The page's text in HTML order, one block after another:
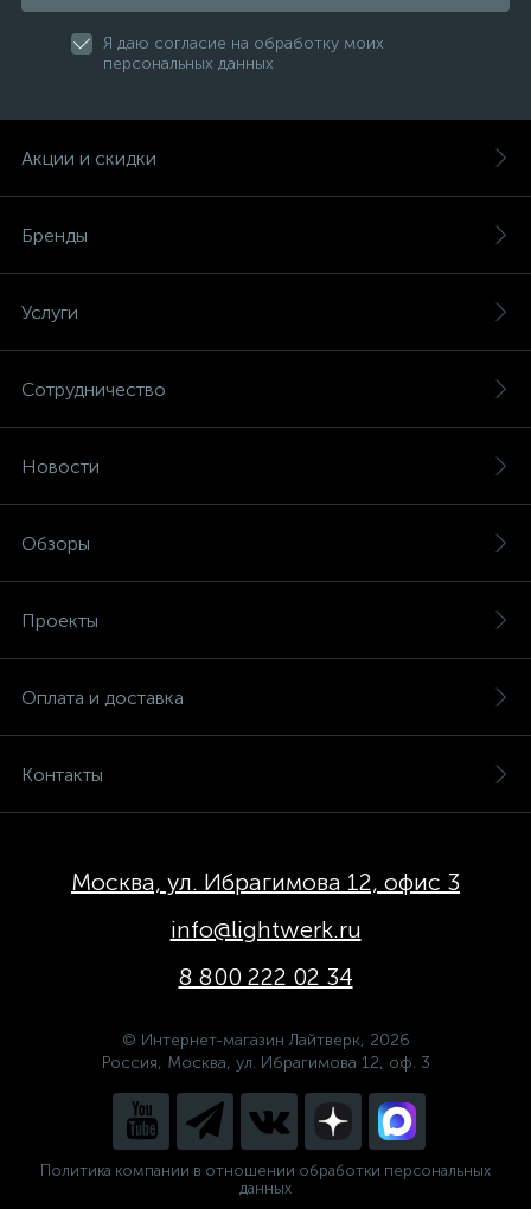
Я даю согласие на обработку моих
персональных данных
Акции и скидки
Бренды
Услуги
Сотрудничество
Новости
Обзоры
Проекты
Оплата и доставка
Контакты
Москва, ул. Ибрагимова 12, офис 3
info@lightwerk.ru
8 800 222 02 34
© Интернет-магазин Лайтверк, 2026
Россия, Москва, ул. Ибрагимова 12, оф. 3
Политика компании в отношении обработки персональных
данных